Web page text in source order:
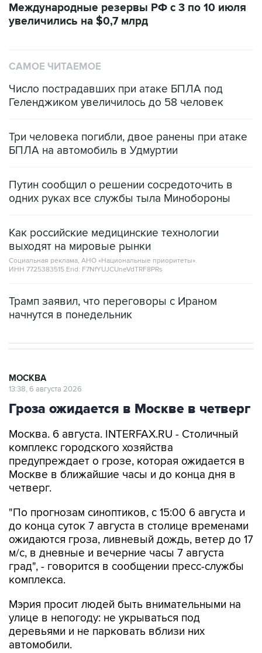
Международные резервы РФ с 3 по 10 июля
увеличились на $0,7 млрд
САМОЕ ЧИТАЕМОЕ
Число пострадавших при атаке БПЛА под
Геленджиком увеличилось до 58 человек
Три человека погибли, двое ранены при атаке
БПЛА на автомобиль в Удмуртии
Путин сообщил о решении сосредоточить в
одних руках все службы тыла Минобороны
Как российские медицинские технологии
выходят на мировые рынки
Социальная реклама, АНО «Национальные приоритеты».
ИНН 7725383515 Erid: F7NfYUJCUneVdTRF8PRs
Трамп заявил, что переговоры с Ираном
начнутся в понедельник
МОСКВА
13:38, 6 августа 2026
Гроза ожидается в Москве в четверг
Москва. 6 августа. INTERFAX.RU - Столичный
комплекс городского хозяйства
предупреждает о грозе, которая ожидается в
Москве в ближайшие часы и до конца дня в
четверг.
"По прогнозам синоптиков, с 15:00 6 августа и
до конца суток 7 августа в столице временами
ожидаются гроза, ливневый дождь, ветер до 17
м/с, в дневные и вечерние часы 7 августа
град", - говорится в сообщении пресс-службы
комплекса.
Мэрия просит людей быть внимательными на
улице в непогоду: не укрываться под
деревьями и не парковать вблизи них
автомобили.